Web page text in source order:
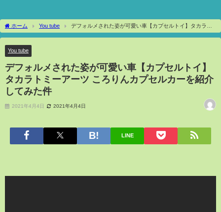
ホーム You tube
デフォルメされた姿が可愛い車【カプセルトイ】タカラト
ミーアーツ ころりんカプセルカーを紹介してみた件
You tube
デフォルメされた姿が可愛い車【カプセルトイ】
タカラトミーアーツ ころりんカプセルカーを紹介
してみた件
2021年4月4日 2021年4月4日
LINE